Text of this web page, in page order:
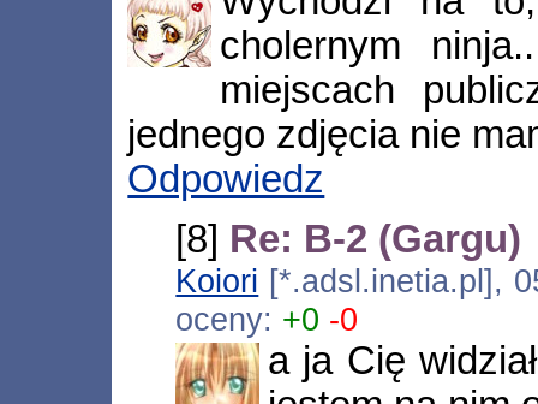
cholernym
miejscach
jednego zdjęcia nie
Odpowiedz
[8] Re: B-2 (Gargu)
Koiori [*.adsl.inetia.pl],
oceny: +0 -0
a ja Cię